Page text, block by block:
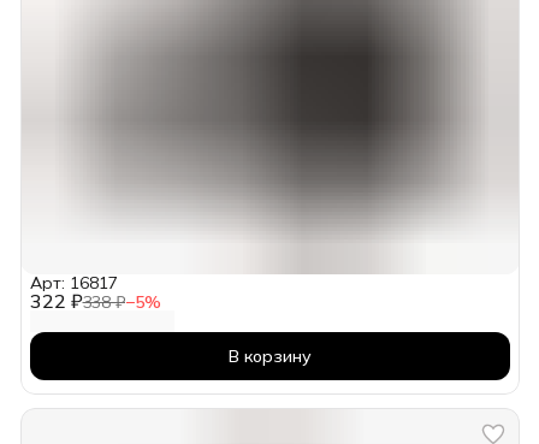
322 ₽338 ₽−5%
Арт: 16817
В корзину